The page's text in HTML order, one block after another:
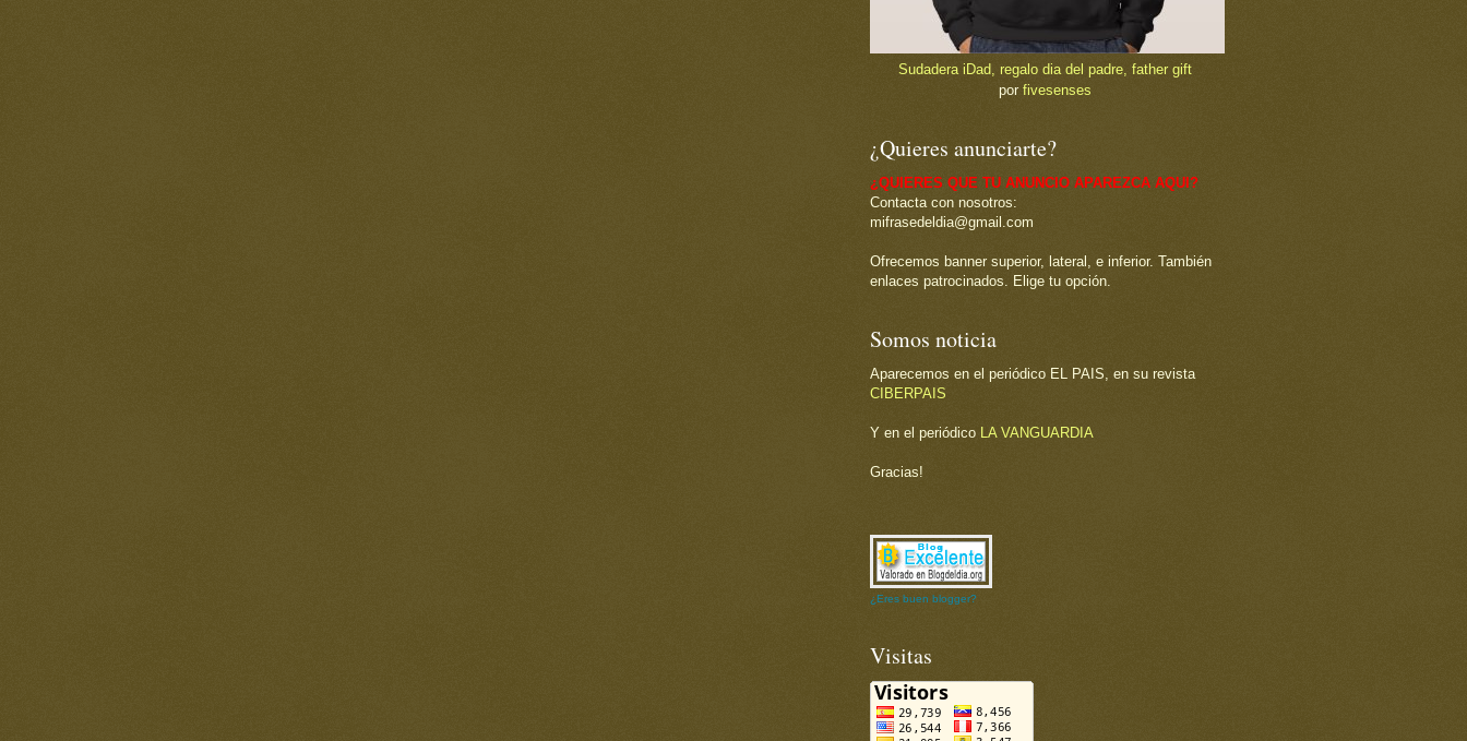
Sudadera iDad, regalo dia del padre, father gift
por fivesenses
¿Quieres anunciarte?
¿QUIERES QUE TU ANUNCIO APAREZCA AQUI?
Contacta con nosotros:
mifrasedeldia@gmail.com
Ofrecemos banner superior, lateral, e inferior. También
enlaces patrocinados. Elige tu opción.
Somos noticia
Aparecemos en el periódico EL PAIS, en su revista
CIBERPAIS
Y en el periódico LA VANGUARDIA
Gracias!
¿Eres buen blogger?
Visitas